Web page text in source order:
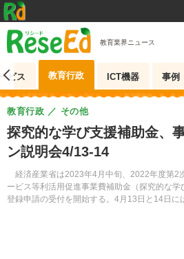
教育業界ニュース
ビス 教育行政 ICT機器 事例
探究的な学び支援補助金、
ン説明会4/13-14
経済産業省は2023年4月中旬、2022年度第2
ービス等利活用促進事業費補助金（探究的な
登録申請の受付を開始する。4月13日と14日に
教育行政 その他